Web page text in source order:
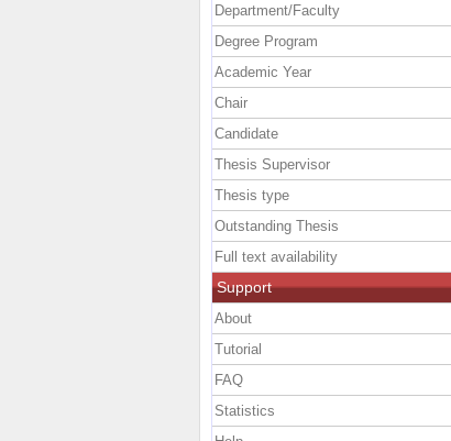
Department/Faculty
Degree Program
Academic Year
Chair
Candidate
Thesis Supervisor
Thesis type
Outstanding Thesis
Full text availability
Support
About
Tutorial
FAQ
Statistics